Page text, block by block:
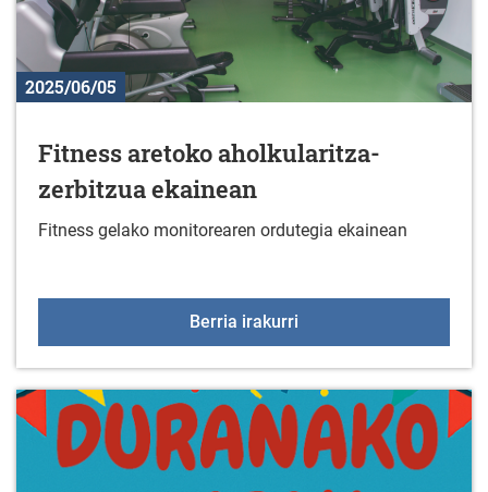
2025/06/05
Fitness aretoko aholkularitza-
zerbitzua ekainean
Fitness gelako monitorearen ordutegia ekainean
Berria irakurri